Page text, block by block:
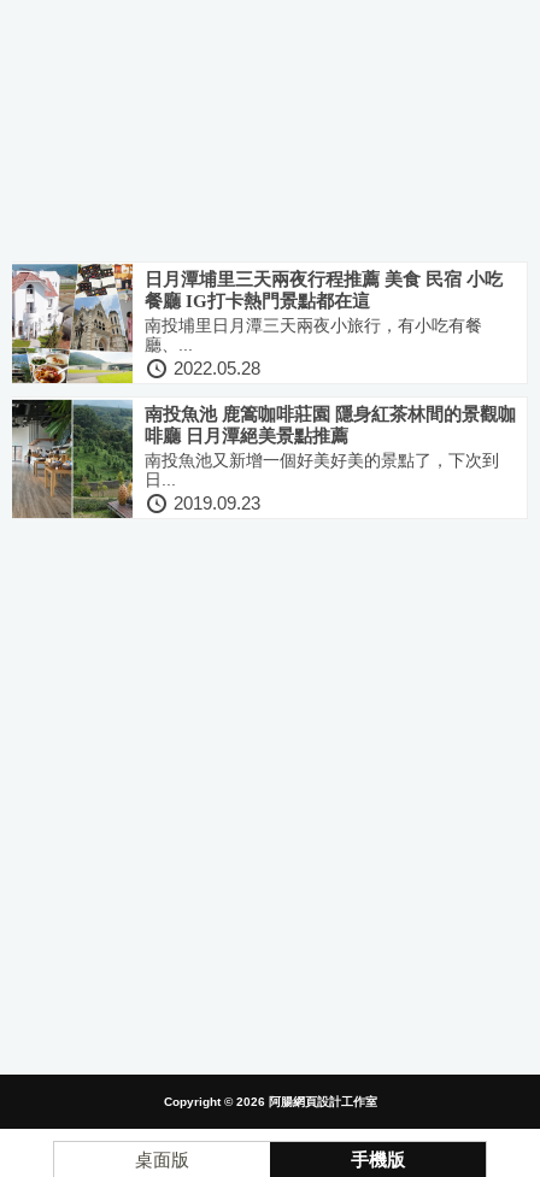
日月潭埔里三天兩夜行程推薦 美食 民宿 小吃
餐廳 IG打卡熱門景點都在這
南投埔里日月潭三天兩夜小旅行，有小吃有餐
廳、...
2022.05.28
南投魚池 鹿篙咖啡莊園 隱身紅茶林間的景觀咖
啡廳 日月潭絕美景點推薦
南投魚池又新增一個好美好美的景點了，下次到
日...
2019.09.23
Copyright © 2026 阿腸網頁設計工作室
桌面版 手機版